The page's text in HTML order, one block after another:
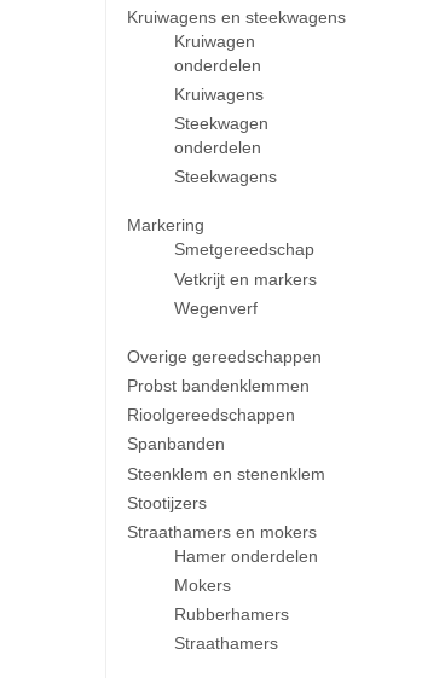
Kruiwagens en steekwagens
Kruiwagen
onderdelen
Kruiwagens
Steekwagen
onderdelen
Steekwagens
Markering
Smetgereedschap
Vetkrijt en markers
Wegenverf
Overige gereedschappen
Probst bandenklemmen
Rioolgereedschappen
Spanbanden
Steenklem en stenenklem
Stootijzers
Straathamers en mokers
Hamer onderdelen
Mokers
Rubberhamers
Straathamers